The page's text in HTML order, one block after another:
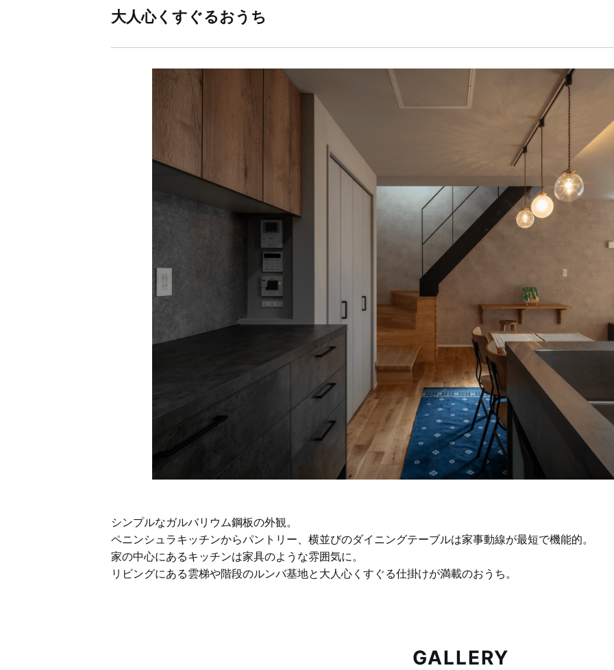
大人心くすぐるおうち
シンプルなガルバリウム鋼板の外観。
ペニンシュラキッチンからパントリー、横並びのダイニングテーブルは家事動線が最短で機能的。
家の中心にあるキッチンは家具のような雰囲気に。
リビングにある雲梯や階段のルンバ基地と大人心くすぐる仕掛けが満載のおうち。
GALLERY